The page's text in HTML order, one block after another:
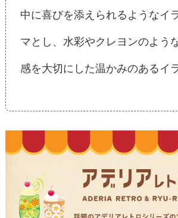
中に喜びを添えられるようなイ
マとし、水彩やクレヨンのよう
感を大切にした温かみのあるイ